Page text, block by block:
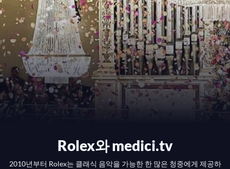
Rolex와 medici.tv
2010년부터 Rolex는 클래식 음악을 가능한 한 많은 청중에게 제공하